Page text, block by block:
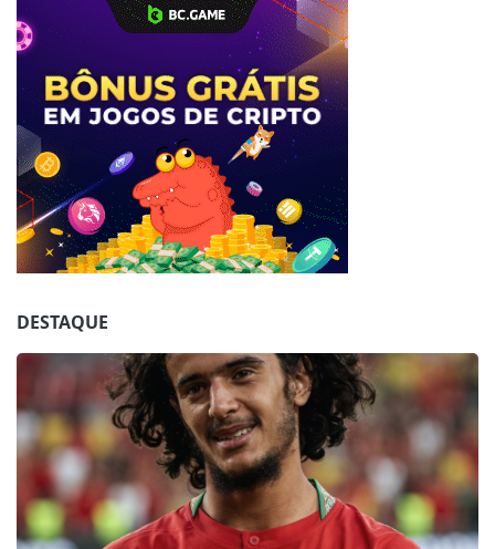
Jogue com responsabilidade. 18+
DESTAQUE